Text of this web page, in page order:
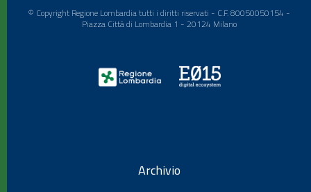
© Copyright Regione Lombardia tutti i diritti riservati - C.F. 80050050154 -
Piazza Città di Lombardia 1 - 20124 Milano
Archivio